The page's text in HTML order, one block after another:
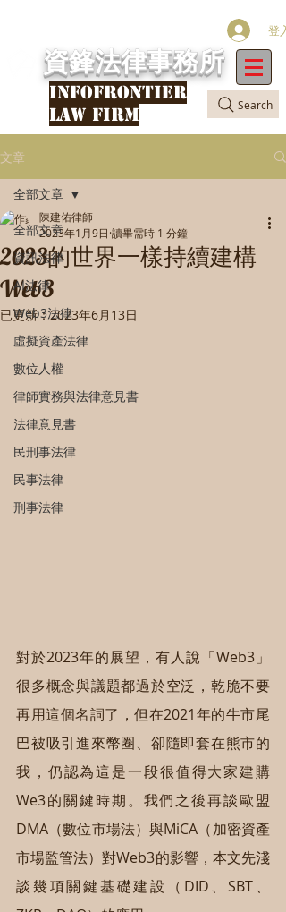
Search
登入
資鋒法律事務所
INFOFRONTIER
LAW FIRM
文章
全部文章
資訊法律
AI法律
Web3法律
虛擬資產法律
數位人權
律師實務與法律意見書
法律意見書
民刑事法律
民事法律
刑事法律
全部文章
2023的世界一樣持續建構
Web3
陳建佑律師
2023年1月9日 讀畢需時 1 分鐘
已更新：2023年6月13日
對於2023年的展望，有人說「Web3」
很多概念與議題都過於空泛，乾脆不要
再用這個名詞了，但在2021年的牛市尾
巴被吸引進來幣圈、卻隨即套在熊市的
我，仍認為這是一段很值得大家建購
We3的關鍵時期。我們之後再談歐盟
DMA（數位市場法）與MiCA（加密資產
市場監管法）對Web3的影響，本文先淺
談幾項關鍵基礎建設（DID、SBT、